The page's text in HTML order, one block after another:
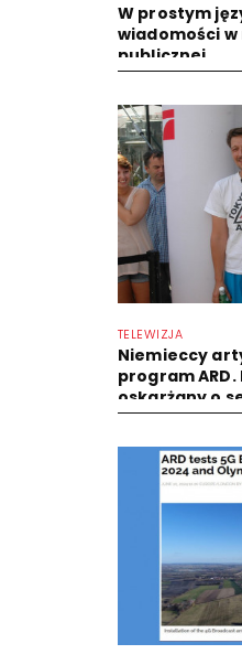
W prostym
wiadomości
publicznej
TELEWIZJA
Niemieccy
program
oskarżany o